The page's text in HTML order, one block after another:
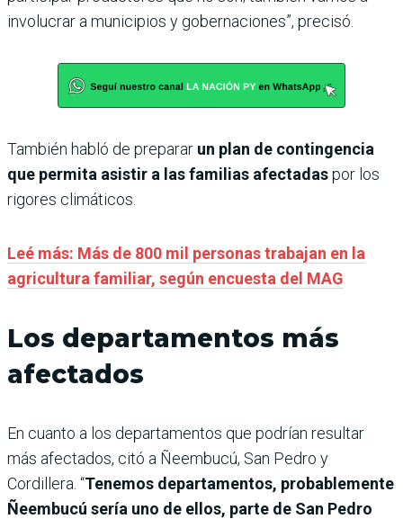
involucrar a municipios y gobernaciones”, precisó.
También habló de preparar un plan de contingencia
que permita asistir a las familias afectadaspor los
rigores climáticos.
Leé más: Más de 800 mil personas trabajan en la
agricultura familiar, según encuesta del MAG
Los departamentos más
afectados
En cuanto a los departamentos que podrían resultar
más afectados, citó a Ñeembucú, San Pedro y
Cordillera. “Tenemos departamentos, probablemente
Ñeembucú sería uno de ellos, parte de San Pedro